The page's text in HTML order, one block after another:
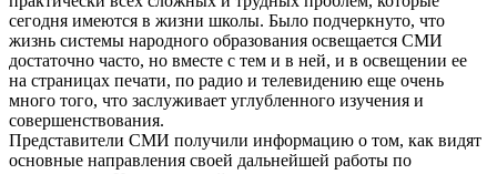
сегодня имеются в жизни школы. Было подчеркнуто, что
жизнь системы народного образования освещается СМИ
достаточно часто, но вместе с тем и в ней, и в освещении ее
на страницах печати, по радио и телевидению еще очень
много того, что заслуживает углубленного изучения и
совершенствования.
Представители СМИ получили информацию о том, как видят
основные направления своей дальнейшей работы по